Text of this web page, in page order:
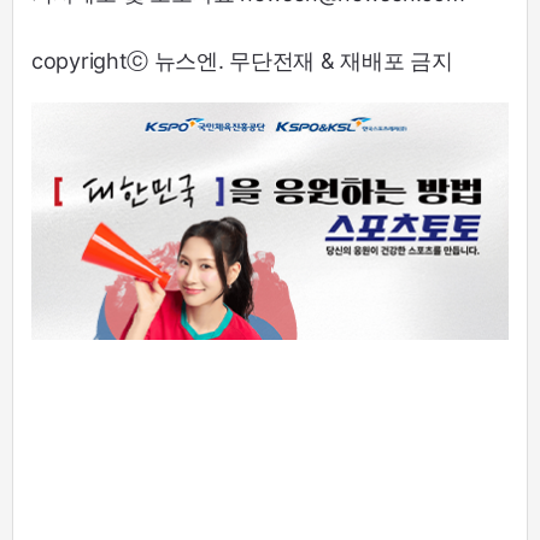
copyrightⓒ 뉴스엔. 무단전재 & 재배포 금지